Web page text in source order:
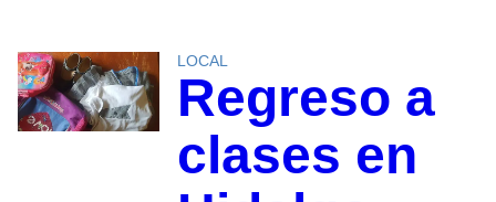
LOCAL
Regreso a
clases en